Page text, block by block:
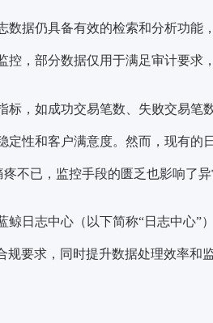
数据仍具备有效的检索和分析功能
，部分数据仅用于满足审计要求
标，如成功交易笔数、失败交易笔
定性和客户满意度。然而，现有的
不已，监控手段的匮乏也影响了异
鲸日志中心（以下简称“日志中心”
要求，同时提升数据处理效率和监